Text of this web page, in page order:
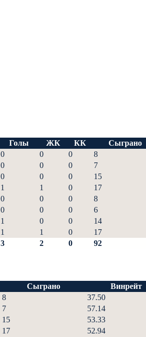
Голы ЖК КК Сыграно
0 0 0 8
0 0 0 7
0 0 0 15
1 1 0 17
0 0 0 8
0 0 0 6
1 0 0 14
1 1 0 17
3 2 0 92
Сыграно Винрейт
8 37.50
7 57.14
15 53.33
17 52.94